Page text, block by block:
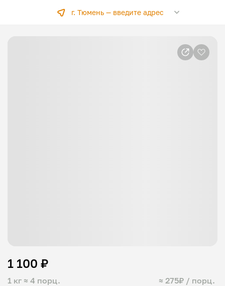
г. Тюмень — введите адрес
1 кг ≈ 4 порц. ≈ 275₽ / порц.
1 100 ₽